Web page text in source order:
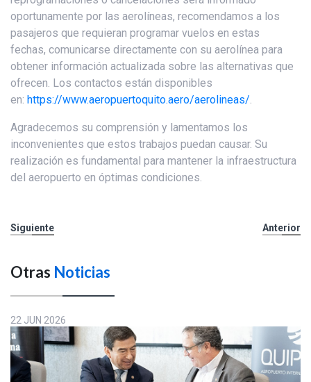
oportunamente por las aerolíneas, recomendamos a los
pasajeros que requieran programar vuelos en estas
fechas, comunicarse directamente con su aerolínea para
obtener información actualizada sobre las alternativas que
ofrecen. Los contactos están disponibles
en: https://www.aeropuertoquito.aero/aerolineas/
Agradecemos su comprensión y lamentamos los
inconvenientes que estos trabajos puedan causar. Su
realización es fundamental para mantener la infraestructura
del aeropuerto en óptimas condiciones.
Siguiente Anterior
Otras Noticias
22 JUN 2026